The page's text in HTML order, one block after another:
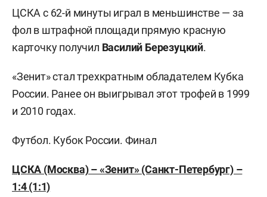
ЦСКА с 62-й минуты играл в меньшинстве — за
фол в штрафной площади прямую красную
карточку получил Василий Березуцкий.
«Зенит» стал трехкратным обладателем Кубка
России. Ранее он выигрывал этот трофей в 1999
и 2010 годах.
Футбол. Кубок России. Финал
ЦСКА (Москва) – «Зенит» (Санкт-Петербург) –
1:4 (1:1)